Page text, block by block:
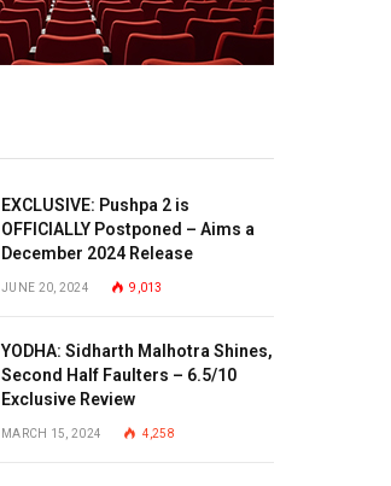
EXCLUSIVE: Pushpa 2 is
OFFICIALLY Postponed – Aims a
December 2024 Release
JUNE 20, 2024 9,013
YODHA: Sidharth Malhotra Shines,
Second Half Faulters – 6.5/10
Exclusive Review
MARCH 15, 2024 4,258